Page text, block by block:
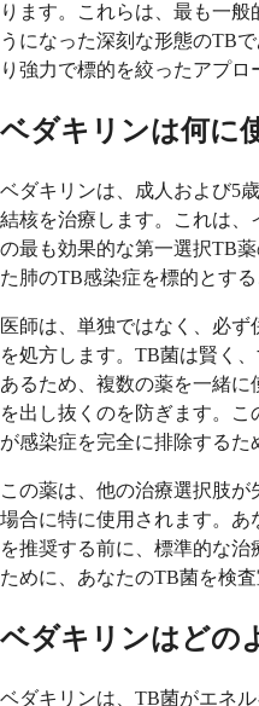
ります。これらは、最も一
うになった深刻な形態のTB
り強力で標的を絞ったアプロ
ベダキリンは何に
ベダキリンは、成人および5
結核を治療します。これは
の最も効果的な第一選択TB
た肺のTB感染症を標的とする
医師は、単独ではなく、必
を処方します。TB菌は賢く
あるため、複数の薬を一緒
を出し抜くのを防ぎます。
が感染症を完全に排除するた
この薬は、他の治療選択肢
場合に特に使用されます。
を推奨する前に、標準的な
ために、あなたのTB菌を検査
ベダキリンはどの
ベダキリンは、TB菌がエネ